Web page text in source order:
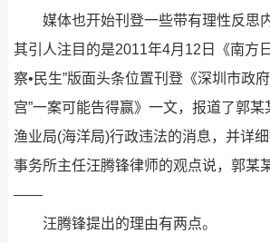
媒体也开始刊登一些带有理性反思
其引人注目的是2011年4月12日《南方
察•民生”版面头条位置刊登《深圳市政
宫”一案可能告得赢》一文，报道了郭
渔业局(海洋局)行政违法的消息，并详
事务所主任汪腾锋律师的观点说，郭某
——
汪腾锋提出的理由有两点。